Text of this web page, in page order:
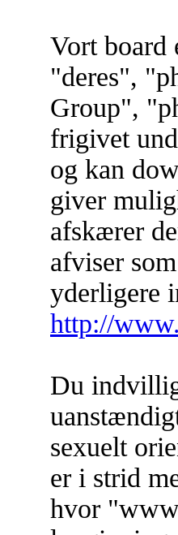
Vort board
"deres",
Group",
frigivet
og kan
giver
afskærer
afviser
yderligere
http://
Du
sexuelt
er i strid
hvor